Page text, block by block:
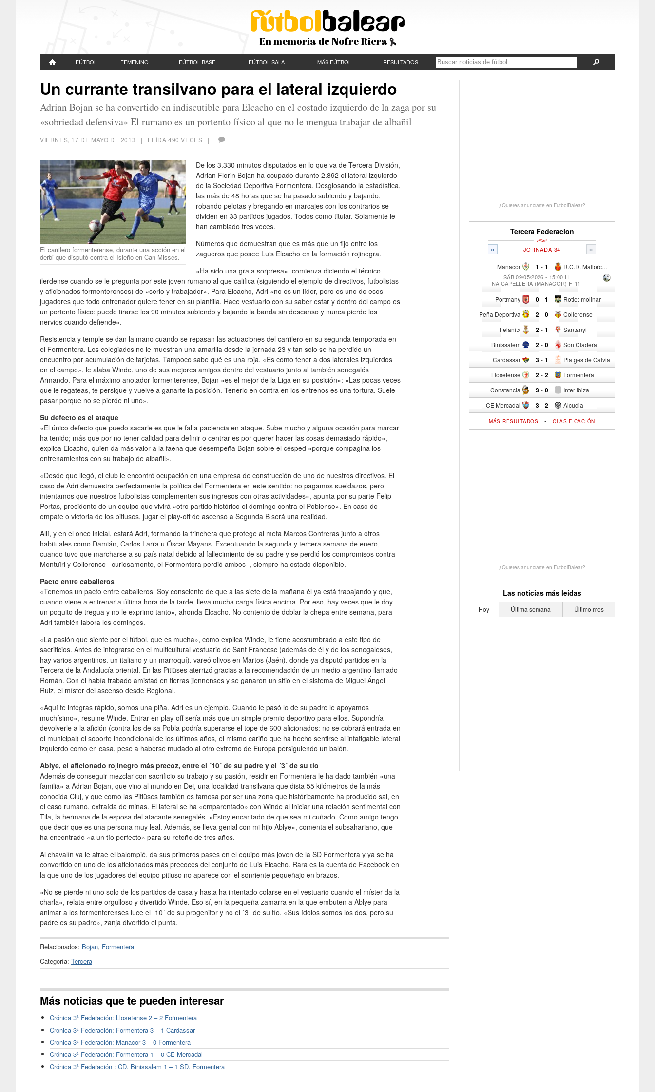
En memoria de Nofre Riera
FÚTBOL FEMENINO FÚTBOL BASE FÚTBOL SALA MÁS FÚTBOL RESULTADOS
Un currante transilvano para el lateral izquierdo
Adrian Bojan se ha convertido en indiscutible para Elcacho en el costado izquierdo de la zaga por su
«sobriedad defensiva» El rumano es un portento físico al que no le mengua trabajar de albañil
VIERNES, 17 DE MAYO DE 2013 | LEÍDA 490 VECES |
El carrilero formenterense, durante una acción en el
derbi que disputó contra el Isleño en Can Misses.
De los 3.330 minutos disputados en lo que va de Tercera División,
Adrian Florin Bojan ha ocupado durante 2.892 el lateral izquierdo
de la Sociedad Deportiva Formentera. Desglosando la estadística,
las más de 48 horas que se ha pasado subiendo y bajando,
robando pelotas y bregando en marcajes con los contrarios se
dividen en 33 partidos jugados. Todos como titular. Solamente le
han cambiado tres veces.
Números que demuestran que es más que un fijo entre los
zagueros que posee Luis Elcacho en la formación rojinegra.
«Ha sido una grata sorpresa», comienza diciendo el técnico
ilerdense cuando se le pregunta por este joven rumano al que califica (siguiendo el ejemplo de directivos, futbolistas
y aficionados formenterenses) de «serio y trabajador». Para Elcacho, Adri «no es un líder, pero es uno de esos
jugadores que todo entrenador quiere tener en su plantilla. Hace vestuario con su saber estar y dentro del campo es
un portento físico: puede tirarse los 90 minutos subiendo y bajando la banda sin descanso y nunca pierde los
nervios cuando defiende».
Resistencia y temple se dan la mano cuando se repasan las actuaciones del carrilero en su segunda temporada en
el Formentera. Los colegiados no le muestran una amarilla desde la jornada 23 y tan solo se ha perdido un
encuentro por acumulación de tarjetas. Tampoco sabe qué es una roja. «Es como tener a dos laterales izquierdos
en el campo», le alaba Winde, uno de sus mejores amigos dentro del vestuario junto al también senegalés
Armando. Para el máximo anotador formenterense, Bojan «es el mejor de la Liga en su posición»: «Las pocas veces
que le regateas, te persigue y vuelve a ganarte la posición. Tenerlo en contra en los entrenos es una tortura. Suele
pasar porque no se pierde ni uno».
Su defecto es el ataque
«El único defecto que puedo sacarle es que le falta paciencia en ataque. Sube mucho y alguna ocasión para marcar
ha tenido; más que por no tener calidad para definir o centrar es por querer hacer las cosas demasiado rápido»,
explica Elcacho, quien da más valor a la faena que desempeña Bojan sobre el césped «porque compagina los
entrenamientos con su trabajo de albañil».
«Desde que llegó, el club le encontró ocupación en una empresa de construcción de uno de nuestros directivos. El
caso de Adri demuestra perfectamente la política del Formentera en este sentido: no pagamos sueldazos, pero
intentamos que nuestros futbolistas complementen sus ingresos con otras actividades», apunta por su parte Felip
Portas, presidente de un equipo que vivirá «otro partido histórico el domingo contra el Poblense». En caso de
empate o victoria de los pitiusos, jugar el play-off de ascenso a Segunda B será una realidad.
Allí, y en el once inicial, estará Adri, formando la trinchera que protege al meta Marcos Contreras junto a otros
habituales como Damián, Carlos Larra u Óscar Mayans. Exceptuando la segunda y tercera semana de enero,
cuando tuvo que marcharse a su país natal debido al fallecimiento de su padre y se perdió los compromisos contra
Montuïri y Collerense –curiosamente, el Formentera perdió ambos–, siempre ha estado disponible.
Pacto entre caballeros
«Tenemos un pacto entre caballeros. Soy consciente de que a las siete de la mañana él ya está trabajando y que,
cuando viene a entrenar a última hora de la tarde, lleva mucha carga física encima. Por eso, hay veces que le doy
un poquito de tregua y no le exprimo tanto», ahonda Elcacho. No contento de doblar la chepa entre semana, para
Adri también labora los domingos.
«La pasión que siente por el fútbol, que es mucha», como explica Winde, le tiene acostumbrado a este tipo de
sacrificios. Antes de integrarse en el multicultural vestuario de Sant Francesc (además de él y de los senegaleses,
hay varios argentinos, un italiano y un marroquí), vareó olivos en Martos (Jaén), donde ya disputó partidos en la
Tercera de la Andalucía oriental. En las Pitiüses aterrizó gracias a la recomendación de un medio argentino llamado
Román. Con él había trabado amistad en tierras jiennenses y se ganaron un sitio en el sistema de Miguel Ángel
Ruiz, el míster del ascenso desde Regional.
«Aquí te integras rápido, somos una piña. Adri es un ejemplo. Cuando le pasó lo de su padre le apoyamos
muchísimo», resume Winde. Entrar en play-off sería más que un simple premio deportivo para ellos. Supondría
devolverle a la afición (contra los de sa Pobla podría superarse el tope de 600 aficionados: no se cobrará entrada en
el municipal) el soporte incondicional de los últimos años, el mismo cariño que ha hecho sentirse al infatigable lateral
izquierdo como en casa, pese a haberse mudado al otro extremo de Europa persiguiendo un balón.
Ablye, el aficionado rojinegro más precoz, entre el ´10´ de su padre y el ´3´ de su tío
Además de conseguir mezclar con sacrificio su trabajo y su pasión, residir en Formentera le ha dado también «una
familia» a Adrian Bojan, que vino al mundo en Dej, una localidad transilvana que dista 55 kilómetros de la más
conocida Cluj, y que como las Pitiüses también es famosa por ser una zona que históricamente ha producido sal, en
el caso rumano, extraída de minas. El lateral se ha «emparentado» con Winde al iniciar una relación sentimental con
Tila, la hermana de la esposa del atacante senegalés. «Estoy encantado de que sea mi cuñado. Como amigo tengo
que decir que es una persona muy leal. Además, se lleva genial con mi hijo Ablye», comenta el subsahariano, que
ha encontrado «a un tío perfecto» para su retoño de tres años.
Al chavalín ya le atrae el balompié, da sus primeros pases en el equipo más joven de la SD Formentera y ya se ha
convertido en uno de los aficionados más precoces del conjunto de Luis Elcacho. Rara es la cuenta de Facebook en
la que uno de los jugadores del equipo pitiuso no aparece con el sonriente pequeñajo en brazos.
«No se pierde ni uno solo de los partidos de casa y hasta ha intentado colarse en el vestuario cuando el míster da la
charla», relata entre orgulloso y divertido Winde. Eso sí, en la pequeña zamarra en la que embuten a Ablye para
animar a los formenterenses luce el ´10´ de su progenitor y no el ´3´ de su tío. «Sus ídolos somos los dos, pero su
padre es su padre», zanja divertido el punta.
Relacionados: Bojan, Formentera
Categoría: Tercera
Más noticias que te pueden interesar
Crónica 3ª Federación: Llosetense 2 – 2 Formentera
Crónica 3ª Federación: Formentera 3 – 1 Cardassar
Crónica 3ª Federación: Manacor 3 – 0 Formentera
Crónica 3ª Federación: Formentera 1 – 0 CE Mercadal
Crónica 3ª Federación : CD. Binissalem 1 – 1 SD. Formentera
¿Quieres anunciarte en FutbolBalear?
Tercera Federacion
« »
JORNADA 34
Manacor 1 - R.C.D. Mallorca Sad "B"
1
SÁB 09/05/2026 - 15:00 H
NA CAPELLERA (MANACOR) F-11
Portmany 0 - Rotlet-molinar
1
Peña Deportiva 2 - Collerense
0
Felanitx 2 - Santanyi
1
Binissalem 2 - Son Cladera
0
Cardassar 3 - Platges de Calvia
1
Llosetense 2 - Formentera
2
Constancia 3 - Inter Ibiza
0
CE Mercadal 3 - Alcudia
2
MÁS RESULTADOS - CLASIFICACIÓN
¿Quieres anunciarte en FutbolBalear?
Las noticias más leídas
Hoy Última semana Último mes